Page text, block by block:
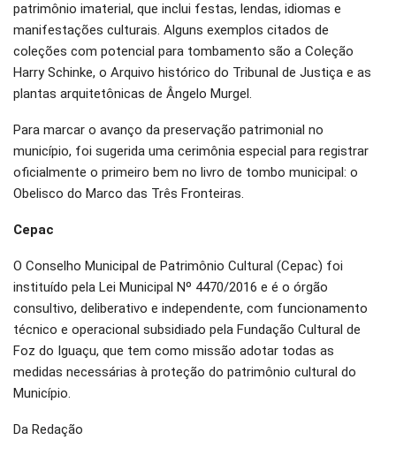
patrimônio imaterial, que inclui festas, lendas, idiomas e
manifestações culturais. Alguns exemplos citados de
coleções com potencial para tombamento são a Coleção
Harry Schinke, o Arquivo histórico do Tribunal de Justiça e as
plantas arquitetônicas de Ângelo Murgel.
Para marcar o avanço da preservação patrimonial no
município, foi sugerida uma cerimônia especial para registrar
oficialmente o primeiro bem no livro de tombo municipal: o
Obelisco do Marco das Três Fronteiras.
Cepac
O Conselho Municipal de Patrimônio Cultural (Cepac) foi
instituído pela Lei Municipal Nº 4470/2016 e é o órgão
consultivo, deliberativo e independente, com funcionamento
técnico e operacional subsidiado pela Fundação Cultural de
Foz do Iguaçu, que tem como missão adotar todas as
medidas necessárias à proteção do patrimônio cultural do
Município.
Da Redação